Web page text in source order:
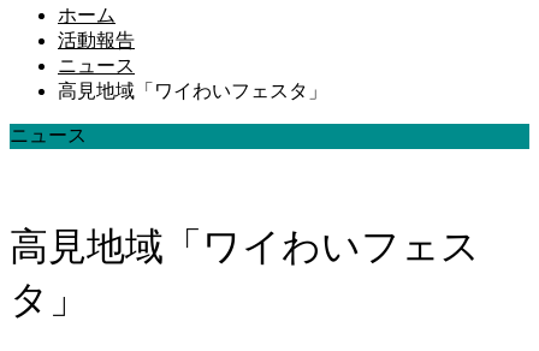
ホーム
活動報告
ニュース
高見地域「ワイわいフェスタ」
ニュース
高見地域「ワイわいフェス
タ」